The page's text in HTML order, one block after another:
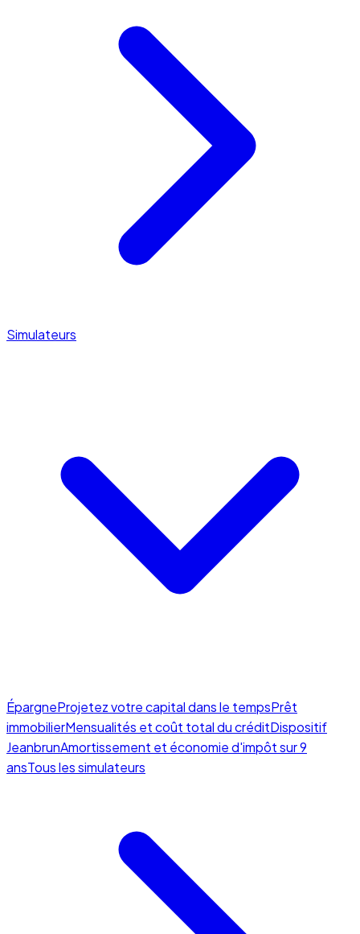
Simulateurs
ÉpargneProjetez votre capital dans le tempsPrêt
immobilierMensualités et coût total du créditDispositif
JeanbrunAmortissement et économie d'impôt sur 9
ansTous les simulateurs